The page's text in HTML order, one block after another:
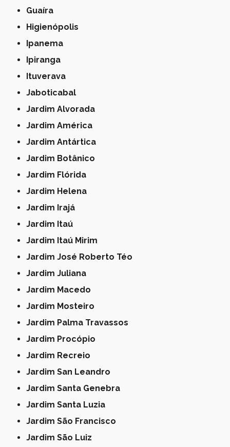
Guaíra
Higienópolis
Ipanema
Ipiranga
Ituverava
Jaboticabal
Jardim Alvorada
Jardim América
Jardim Antártica
Jardim Botânico
Jardim Flórida
Jardim Helena
Jardim Irajá
Jardim Itaú
Jardim Itaú Mirim
Jardim José Roberto Téo
Jardim Juliana
Jardim Macedo
Jardim Mosteiro
Jardim Palma Travassos
Jardim Procópio
Jardim Recreio
Jardim San Leandro
Jardim Santa Genebra
Jardim Santa Luzia
Jardim São Francisco
Jardim São Luiz